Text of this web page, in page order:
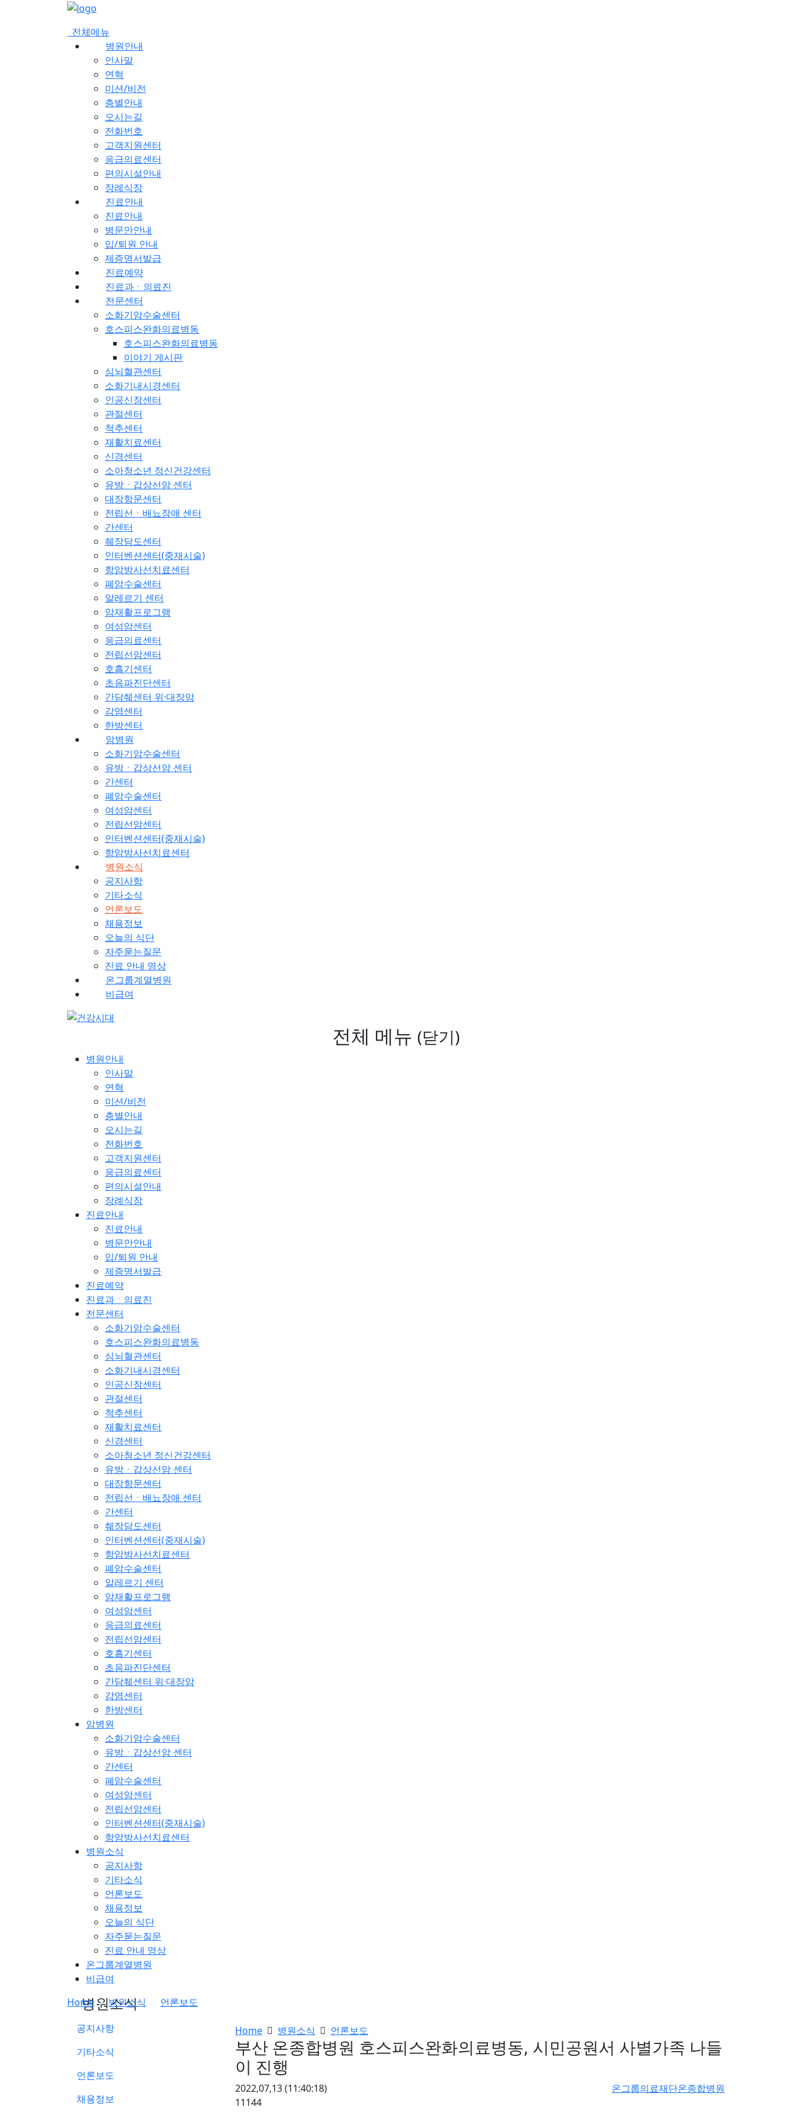
전체메뉴
병원안내
인사말
연혁
미션/비전
층별안내
오시는길
전화번호
고객지원센터
응급의료센터
편의시설안내
장례식장
진료안내
진료안내
병문안안내
입/퇴원 안내
제증명서발급
진료예약
진료과ㆍ의료진
전문센터
소화기암수술센터
호스피스완화의료병동
호스피스완화의료병동
이야기 게시판
심뇌혈관센터
소화기내시경센터
인공신장센터
관절센터
척추센터
재활치료센터
신경센터
소아청소년 정신건강센터
유방ㆍ갑상선암 센터
대장항문센터
전립선ㆍ배뇨장애 센터
간센터
췌장담도센터
인터벤션센터(중재시술)
항암방사선치료센터
폐암수술센터
알레르기 센터
암재활프로그램
여성암센터
응급의료센터
전립선암센터
호흡기센터
초음파진단센터
간담췌센터 위·대장암
감염센터
한방센터
암병원
소화기암수술센터
유방ㆍ갑상선암 센터
간센터
폐암수술센터
여성암센터
전립선암센터
인터벤션센터(중재시술)
항암방사선치료센터
병원소식
공지사항
기타소식
언론보도
채용정보
오늘의 식단
자주묻는질문
진료 안내 영상
온그룹계열병원
비급여
전체 메뉴 (닫기)
병원안내
인사말
연혁
미션/비전
층별안내
오시는길
전화번호
고객지원센터
응급의료센터
편의시설안내
장례식장
진료안내
진료안내
병문안안내
입/퇴원 안내
제증명서발급
진료예약
진료과ㆍ의료진
전문센터
소화기암수술센터
호스피스완화의료병동
심뇌혈관센터
소화기내시경센터
인공신장센터
관절센터
척추센터
재활치료센터
신경센터
소아청소년 정신건강센터
유방ㆍ갑상선암 센터
대장항문센터
전립선ㆍ배뇨장애 센터
간센터
췌장담도센터
인터벤션센터(중재시술)
항암방사선치료센터
폐암수술센터
알레르기 센터
암재활프로그램
여성암센터
응급의료센터
전립선암센터
호흡기센터
초음파진단센터
간담췌센터 위·대장암
감염센터
한방센터
암병원
소화기암수술센터
유방ㆍ갑상선암 센터
간센터
폐암수술센터
여성암센터
전립선암센터
인터벤션센터(중재시술)
항암방사선치료센터
병원소식
공지사항
기타소식
언론보도
채용정보
오늘의 식단
자주묻는질문
진료 안내 영상
온그룹계열병원
비급여
Home
병원소식 언론보도
Home 병원소식 언론보도
부산 온종합병원 호스피스완화의료병동, 시민공원서 사별가족 나들
이 진행
온그룹의료재단온종합병원
2022,07,13(11:40:18)
11144
병원소식
공지사항
기타소식
언론보도
채용정보